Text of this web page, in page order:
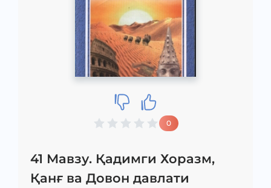
0
41 Мавзу. Қадимги Хоразм,
Қанғ ва Довон давлати